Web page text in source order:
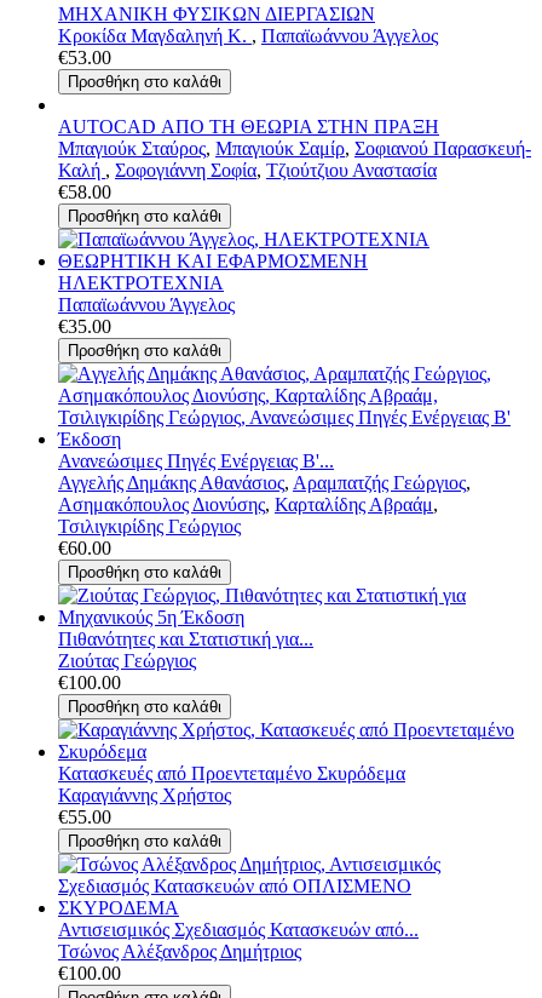
ΜΗΧΑΝΙΚΗ ΦΥΣΙΚΩΝ ΔΙΕΡΓΑΣΙΩΝ
Κροκίδα Μαγδαληνή Κ. , Παπαϊωάννου Άγγελος
€53.00
AUTOCAD ΑΠΟ ΤΗ ΘΕΩΡΙΑ ΣΤΗΝ ΠΡΑΞΗ
Μπαγιούκ Σταύρος, Μπαγιούκ Σαμίρ, Σοφιανού Παρασκευή-
Καλή , Σοφογιάννη Σοφία, Τζιούτζιου Αναστασία
€58.00
ΗΛΕΚΤΡΟΤΕΧΝΙΑ
Παπαϊωάννου Άγγελος
€35.00
Ανανεώσιμες Πηγές Ενέργειας Β'...
Αγγελής Δημάκης Αθανάσιος, Αραμπατζής Γεώργιος,
Ασημακόπουλος Διονύσης, Καρταλίδης Αβραάμ,
Τσιλιγκιρίδης Γεώργιος
€60.00
Πιθανότητες και Στατιστική για...
Ζιούτας Γεώργιος
€100.00
Κατασκευές από Προεντεταμένο Σκυρόδεμα
Καραγιάννης Χρήστος
€55.00
Αντισεισμικός Σχεδιασμός Κατασκευών από...
Τσώνος Αλέξανδρος Δημήτριος
€100.00